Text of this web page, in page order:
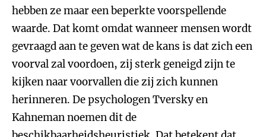
hebben ze maar een beperkte voorspellende
waarde. Dat komt omdat wanneer mensen wordt
gevraagd aan te geven wat de kans is dat zich een
voorval zal voordoen, zij sterk geneigd zijn te
kijken naar voorvallen die zij zich kunnen
herinneren. De psychologen Tversky en
Kahneman noemen dit de